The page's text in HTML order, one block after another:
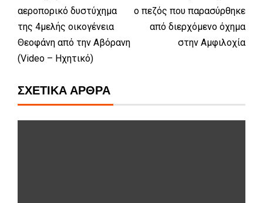
αεροπορικό δυστύχημα
της 4μελής οικογένεια
Θεοφάνη από την Αβόρανη
(Video – Ηχητικό)
ο πεζός που παρασύρθηκε
από διερχόμενο όχημα
στην Αμφιλοχία
ΣΧΕΤΙΚΆ ΆΡΘΡΑ